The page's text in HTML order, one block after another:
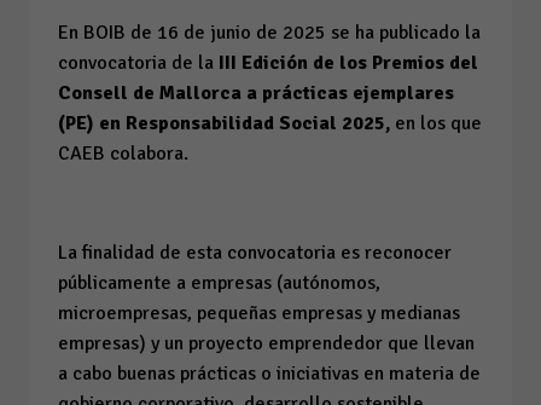
En BOIB de 16 de junio de 2025 se ha publicado la
convocatoria de la III Edición de los Premios del
Consell de Mallorca a prácticas ejemplares
(PE) en Responsabilidad Social 2025, en los que
CAEB colabora.
La finalidad de esta convocatoria es reconocer
públicamente a empresas (autónomos,
microempresas, pequeñas empresas y medianas
empresas) y un proyecto emprendedor que llevan
a cabo buenas prácticas o iniciativas en materia de